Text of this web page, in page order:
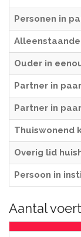
Personen in
Ouder in
Partner in
Partner in
Thuiswonend
Overig lid
Persoon in
Aantal